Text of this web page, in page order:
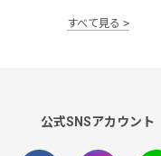
すべて見る
公式SNSアカウント